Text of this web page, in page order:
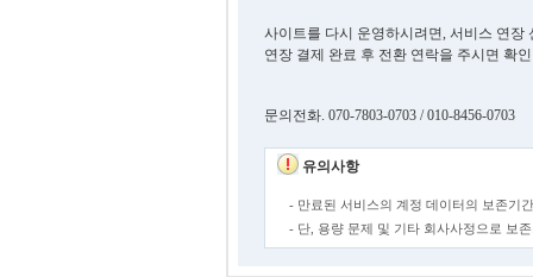
사이트를 다시 운영하시려면, 서비스 연장
연장 결제 완료 후 전환 연락을 주시면 확
문의전화. 070-7803-0703 / 010-8456-0703
유의사항
- 만료된 서비스의 계정 데이터의 보존기
- 단, 용량 문제 및 기타 회사사정으로 보